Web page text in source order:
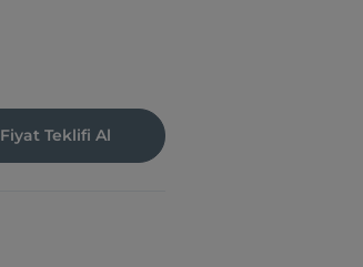
Fiyat Teklifi Al